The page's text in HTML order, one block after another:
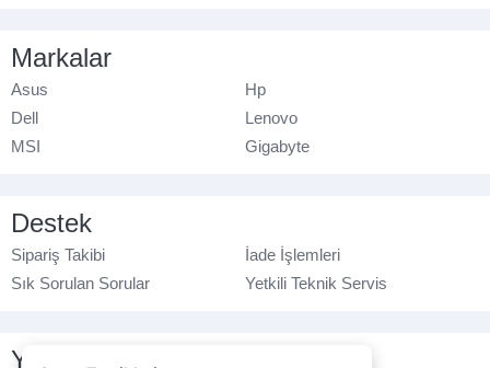
Markalar
Asus
Hp
Dell
Lenovo
MSI
Gigabyte
Destek
Sipariş Takibi
İade İşlemleri
Sık Sorulan Sorular
Yetkili Teknik Servis
Yasal Bilgilendirme